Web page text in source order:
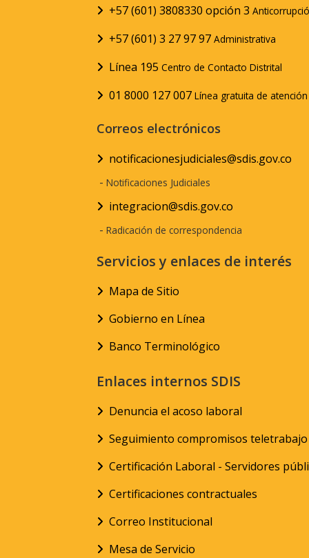
+57 (601) 3808330 opción 3
+57 (601) 3 27 97 97 Administrativa
Línea 195 Centro de Contacto Distrital
01 8000 127 007 Línea gratuita de
Correos electrónicos
notificacionesjudiciales@sdis.gov.co
- Notificaciones Judiciales
integracion@sdis.gov.co
- Radicación de correspondencia
Servicios y enlaces de interés
Mapa de Sitio
Gobierno en Línea
Banco Terminológico
Enlaces internos SDIS
Denuncia el acoso laboral
Seguimiento compromisos teletrabajo
Certificación Laboral - Servidores
Certificaciones contractuales
Correo Institucional
Mesa de Servicio